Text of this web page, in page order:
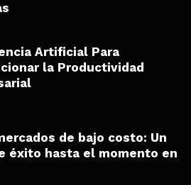
Artificial Para
la Productividad
de bajo costo: Un
éxito hasta el momento en